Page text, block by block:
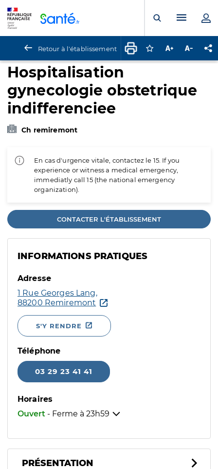
Ouvrir laMenu
Retour à l'établissement Connectez-vous
Augmenter la
Hospitalisation
gynecologie obstetrique
indifferenciee
Ch remiremont
En cas d'urgence vitale, contactez le 15. If you
experience or witness a medical emergency,
immediatly call 15 (the national emergency
organization).
CONTACTER L'ÉTABLISSEMENT
INFORMATIONS PRATIQUES
Adresse
1 Rue Georges Lang,
88200 Remiremont
S'Y RENDRE
Téléphone
03 29 23 41 41
Horaires
Ouvert - Ferme à 23h59
PRÉSENTATION